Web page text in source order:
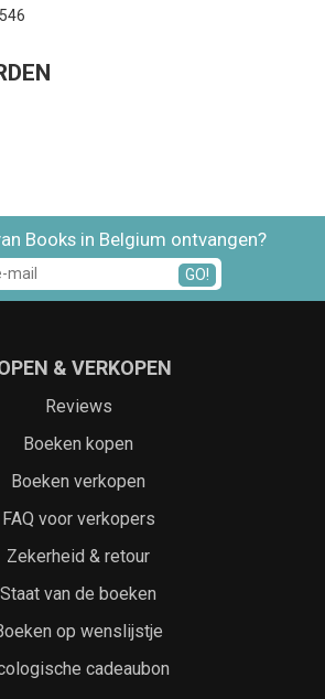
Books in Belgium ontvangen?
GO!
& VERKOPEN
Reviews
Boeken kopen
Boeken verkopen
FAQ voor verkopers
Zekerheid & retour
Staat van de boeken
op wenslijstje
cadeaubon